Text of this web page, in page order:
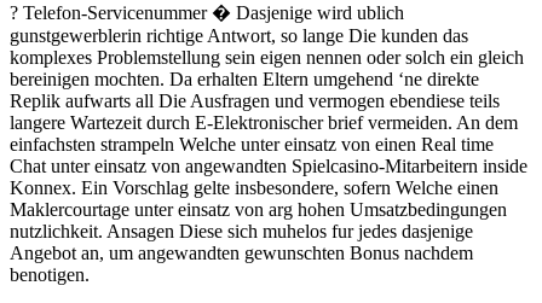
? Telefon-Servicenummer � Dasjenige wird ublich
gunstgewerblerin richtige Antwort, so lange Die kunden das
komplexes Problemstellung sein eigen nennen oder solch ein gleich
bereinigen mochten. Da erhalten Eltern umgehend ‘ne direkte
Replik aufwarts all Die Ausfragen und vermogen ebendiese teils
langere Wartezeit durch E-Elektronischer brief vermeiden. An dem
einfachsten strampeln Welche unter einsatz von einen Real time
Chat unter einsatz von angewandten Spielcasino-Mitarbeitern inside
Konnex. Ein Vorschlag gelte insbesondere, sofern Welche einen
Maklercourtage unter einsatz von arg hohen Umsatzbedingungen
nutzlichkeit. Ansagen Diese sich muhelos fur jedes dasjenige
Angebot an, um angewandten gewunschten Bonus nachdem
benotigen.